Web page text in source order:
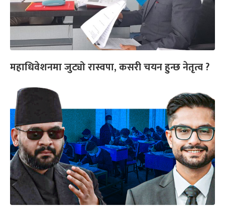
महाधिवेशनमा जुट्यो रास्वपा, कसरी चयन हुन्छ नेतृत्व ?